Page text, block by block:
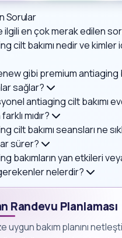
Sorular
ilgili en çok merak edilen
cilt bakımı nedir ve kimler
gibi premium antiaging
sağlar?
antiaging cilt bakımı
mıdır?
cilt bakımı seansları ne
sürer?
bakımların yan etkileri
nelerdir?
Randevu Planlaması
uygun bakım planını